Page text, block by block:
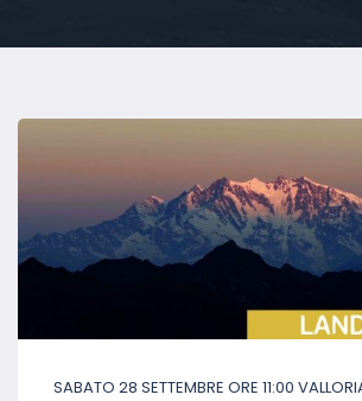
SABATO 28 SETTEMBRE ORE 11:00